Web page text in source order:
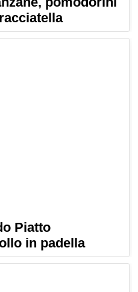
Piatto
in padella